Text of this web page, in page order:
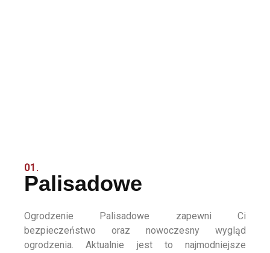
01.
Palisadowe
Ogrodzenie Palisadowe zapewni Ci
bezpieczeństwo oraz nowoczesny wygląd
ogrodzenia. Aktualnie jest to najmodniejsze